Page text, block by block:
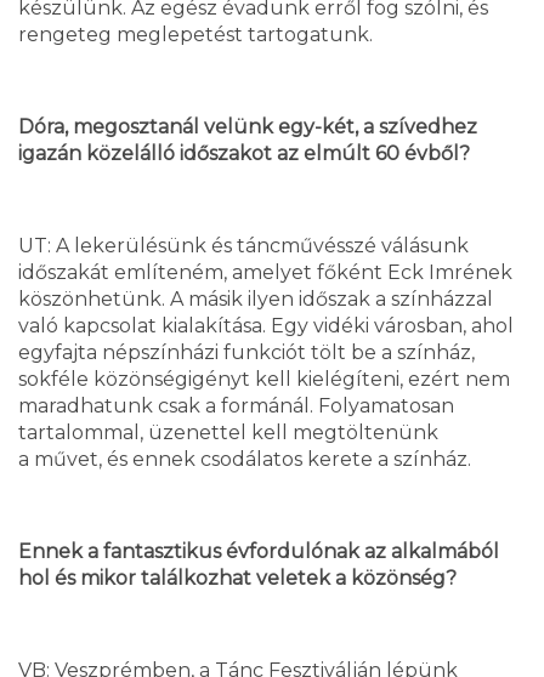
készülünk. Az egész évadunk erről fog szólni, és
rengeteg meglepetést tartogatunk.
Dóra, megosztanál velünk egy-két, a szívedhez
igazán közelálló időszakot az elmúlt 60 évből?
UT: A lekerülésünk és táncművésszé válásunk
időszakát említeném, amelyet főként Eck Imrének
köszönhetünk. A másik ilyen időszak a színházzal
való kapcsolat kialakítása. Egy vidéki városban, ahol
egyfajta népszínházi funkciót tölt be a színház,
sokféle közönségigényt kell kielégíteni, ezért nem
maradhatunk csak a formánál. Folyamatosan
tartalommal, üzenettel kell megtöltenünk
a művet, és ennek csodálatos kerete a színház.
Ennek a fantasztikus évfordulónak az alkalmából
hol és mikor találkozhat veletek a közönség?
VB: Veszprémben, a Tánc Fesztiválján lépünk